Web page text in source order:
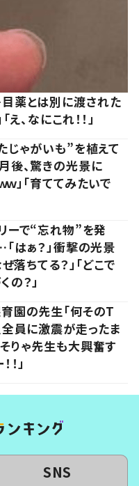
薬とは別に渡された
、なにこれ！！」
じゃがいも”を植えて
、驚きの光景に
ｗ」「育ててみたいで
ーで“忘れ物”を発
はぁ？」衝撃の光景
ぜ落ちてる？」「どこで
の？」
園の先生「何そのT
全員に激震が走ったま
りゃ先生も大興奮す
！」
SNS